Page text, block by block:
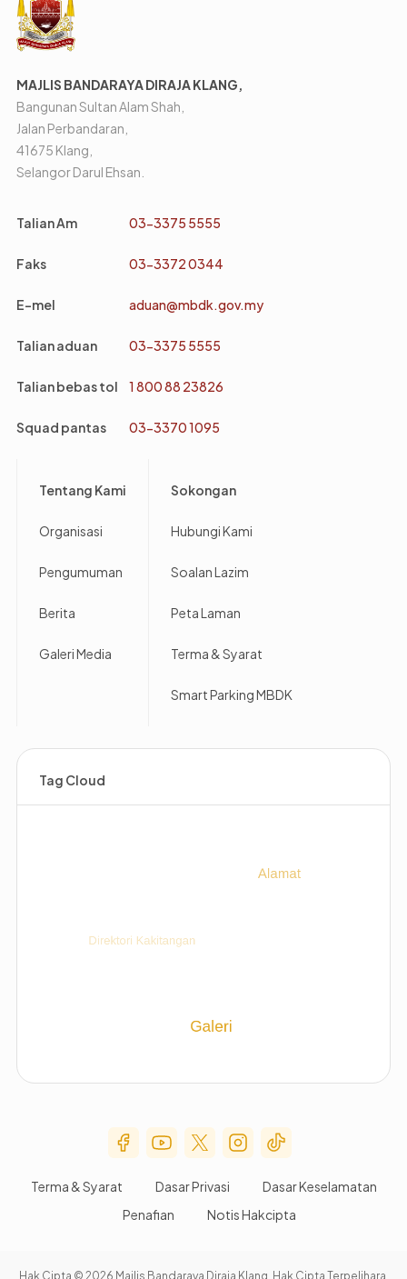
MAJLIS BANDARAYA DIRAJA KLANG,
Bangunan Sultan Alam Shah,
Jalan Perbandaran,
41675 Klang,
Selangor Darul Ehsan.
Talian Am 03-3375 5555
Faks 03-3372 0344
E-mel aduan@mbdk.gov.my
Talian aduan 03-3375 5555
Talian bebas tol 1 800 88 23826
Squad pantas 03-3370 1095
Tentang Kami
Organisasi
Pengumuman
Berita
Galeri Media
Sokongan
Hubungi Kami
Soalan Lazim
Peta Laman
Terma & Syarat
Smart Parking MBDK
Tag Cloud
Social Media Menu
Terma & Syarat Dasar Privasi
Dasar Keselamatan
Penafian
Notis Hakcipta
Hak Cipta © 2026 Majlis Bandaraya Diraja Klang. Hak Cipta Terpelihara.